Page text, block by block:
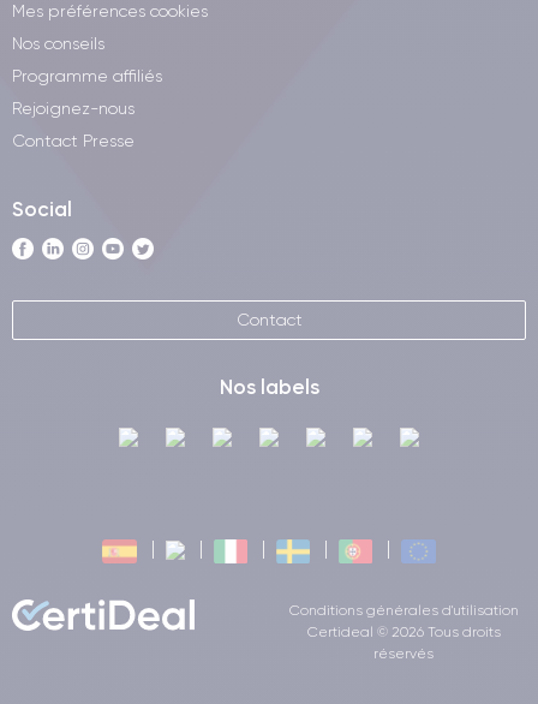
Mes préférences cookies
Nos conseils
Programme affiliés
Rejoignez-nous
Contact Presse
Social
Contact
Nos labels
Conditions générales d'utilisation
Certideal © 2026 Tous droits
réservés